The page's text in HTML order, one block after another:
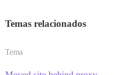
Temas relacionados
Tema